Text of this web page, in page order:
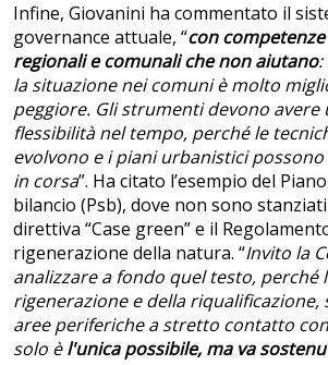
Infine, Giovanini ha commentato il
governance attuale, “con
regionali e comunali che non aiutano:
la situazione nei comuni è molto
peggiore. Gli strumenti devono avere
flessibilità nel tempo, perché le
evolvono e i piani urbanistici
in corsa”. Ha citato l’esempio del
bilancio (Psb), dove non sono
direttiva “Case green” e il
rigenerazione della natura. “Invito la
analizzare a fondo quel testo, perché
rigenerazione e della
aree periferiche a stretto contatto
solo èl'unica possibile, ma va